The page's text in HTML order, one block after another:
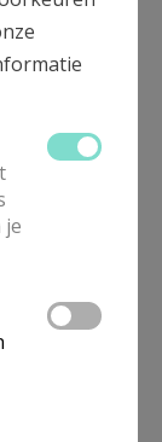
laatste Godly
naar het
verteld door
september
van
3 jaar.
je